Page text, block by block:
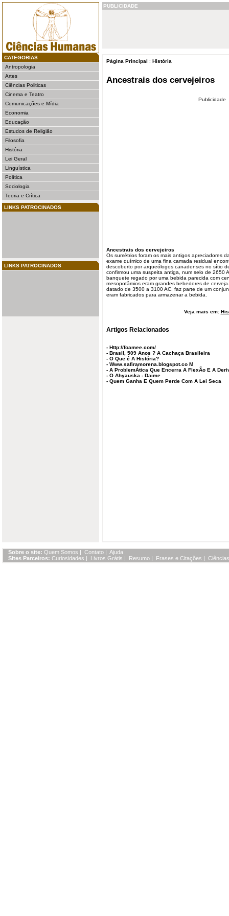
CATEGORIAS
Antropologia
Artes
Ciências Politicas
Cinema e Teatro
Comunicações e Mídia
Economia
Educação
Estudos de Religião
Filosofia
História
Lei Geral
Linguística
Política
Sociologia
Teoria e Crítica
LINKS PATROCINADOS
LINKS PATROCINADOS
PUBLICIDADE
Página Principal : História
Ancestrais dos cervejeiros
Publicidade
Ancestrais dos cervejeiros
Os sumétrios foram os mais antigos apreciadores
exame químico de uma fina camada residual
descoberto por arqueólogos canadenses no sítio
confirmou uma suspeita antiga, num selo de 2650
banquete regado por uma bebida parecida com
mesopotâmios eram grandes bebedores de
datado de 3500 a 3100 AC, faz parte de um
eram fabricados para armazenar a bebida.
Veja mais em:
Artigos Relacionados
- Http://foamee.com/
- Brasil, 509 Anos ? A Cachaça Brasileira
- O Que é A História?
- Www.safiramorena.blogspot.co M
- A ProblemÁtica Que Encerra A FlexÃo E A
- O Ahyauska - Daime
- Quem Ganha E Quem Perde Com A Lei Seca
Sobre o site: Quem Somos | Contato | Ajuda
Sites Parceiros: Curiosidades | Livros Grátis | Resumo | Frases e Citações |